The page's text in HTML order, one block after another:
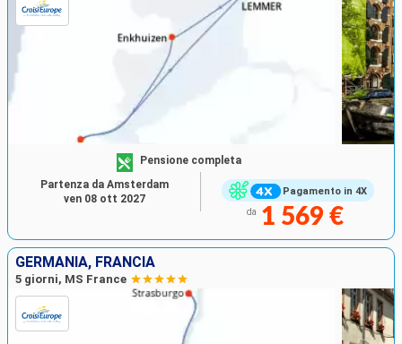
Pagamento in 4X
Pensione completa
da 1 569 €
Partenza da Amsterdam
ven 08 ott 2027
GERMANIA, FRANCIA
5 giorni, MS France